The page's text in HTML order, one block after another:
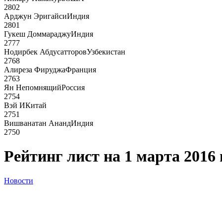
2802
Арджун ЭригайсиИндия
2801
Гукеш ДоммараджуИндия
2777
Нодирбек АбдусатторовУзбекистан
2768
Алиреза ФируджаФранция
2763
Ян НепомнящийРоссия
2754
Вэй ИКитай
2751
Вишванатан АнандИндия
2750
Рейтинг лист на 1 марта 2016
Новости